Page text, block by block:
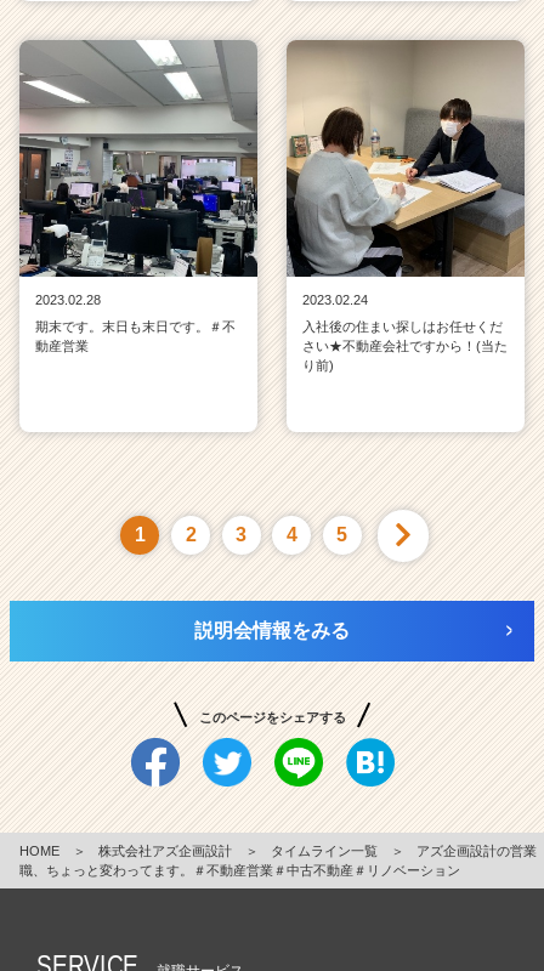
2023.02.28
期末です。末日も末日です。＃不
動産営業
2023.02.24
入社後の住まい探しはお任せくだ
さい★不動産会社ですから！(当た
り前)
1 2 3 4 5
説明会情報をみる
このページをシェアする
HOME ＞ 株式会社アズ企画設計 ＞ タイムライン一覧 ＞
アズ企画設計の営業
職、ちょっと変わってます。＃不動産営業＃中古不動産＃リノベーション